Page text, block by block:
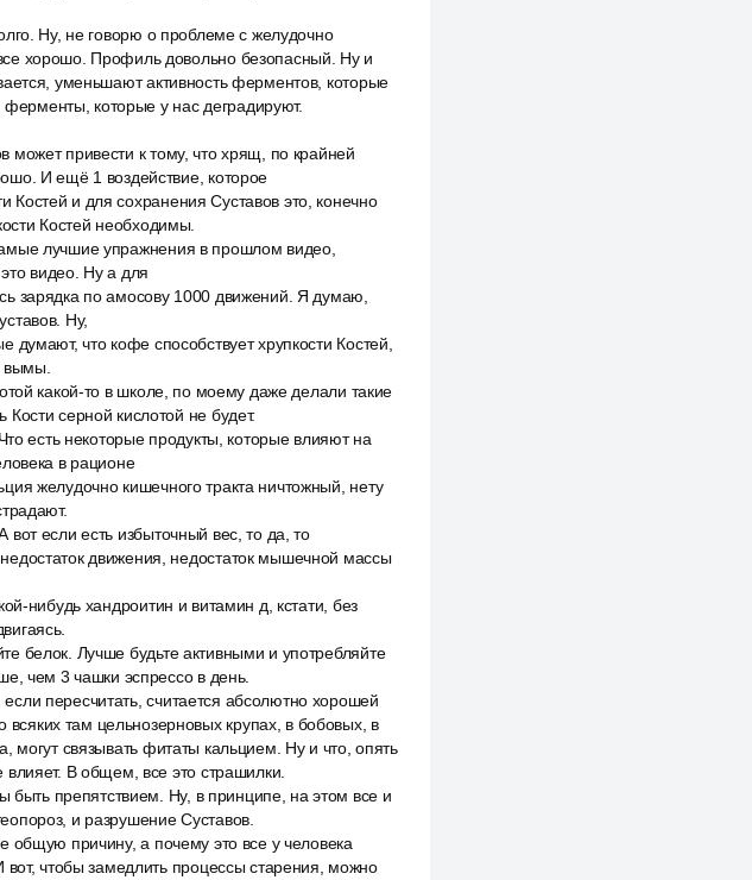
Ну, не говорю о проблеме с желудочно
хорошо. Профиль довольно безопасный. Ну и
уменьшают активность ферментов, которые
которые у нас деградируют.
может привести к тому, что хрящ, по крайней
И ещё 1 воздействие, которое
и для сохранения Суставов это, конечно
Костей необходимы.
лучшие упражнения в прошлом видео,
видео. Ну а для
зарядка по амосову 1000 движений. Я думаю,
Ну,
что кофе способствует хрупкости Костей,
вымы.
какой-то в школе, по моему даже делали такие
серной кислотой не будет.
есть некоторые продукты, которые влияют на
в рационе
желудочно кишечного тракта ничтожный, нету
если есть избыточный вес, то да, то
движения, недостаток мышечной массы
нибудь хандроитин и витамин д, кстати, без
белок. Лучше будьте активными и употребляйте
чем 3 чашки эспрессо в день.
пересчитать, считается абсолютно хорошей
там цельнозерновых крупах, в бобовых, в
связывать фитаты кальцием. Ну и что, опять
В общем, все это страшилки.
препятствием. Ну, в принципе, на этом все и
и разрушение Суставов.
общую причину, а почему это все у человека
чтобы замедлить процессы старения, можно